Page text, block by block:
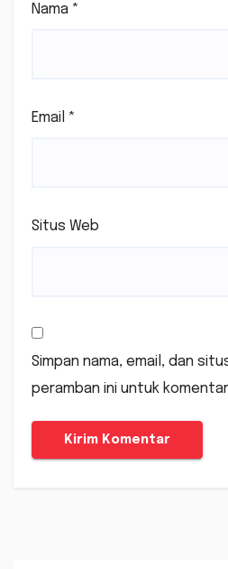
Nama *
Email *
Situs Web
Simpan nama, email, dan
peramban ini untuk